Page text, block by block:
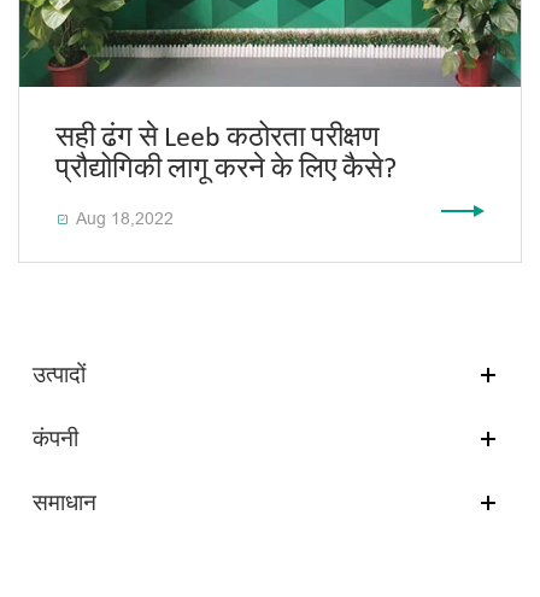
सही ढंग से Leeb कठोरता परीक्षण
प्रौद्योगिकी लागू करने के लिए कैसे?
 Aug 18,2022
उत्पादों
कंपनी
समाधान